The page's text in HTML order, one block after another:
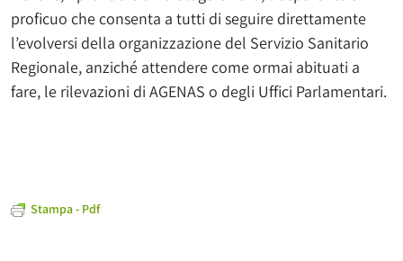
proficuo che consenta a tutti di seguire direttamente
l’evolversi della organizzazione del Servizio Sanitario
Regionale, anziché attendere come ormai abituati a
fare, le rilevazioni di AGENAS o degli Uffici Parlamentari.
Stampa - Pdf